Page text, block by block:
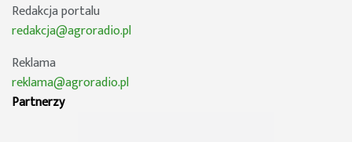
Redakcja portalu
redakcja@agroradio.pl
Reklama
reklama@agroradio.pl
Partnerzy